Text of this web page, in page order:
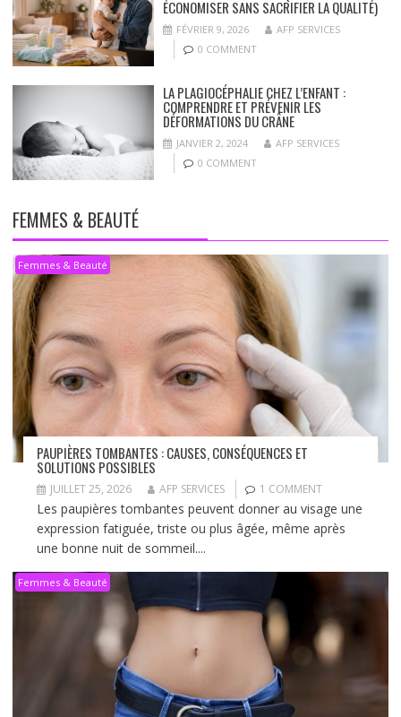
ÉCONOMISER SANS SACRIFIER LA QUALITÉ)
FÉVRIER 9, 2026
AFP SERVICES
0 COMMENT
LA PLAGIOCÉPHALIE CHEZ L’ENFANT :
COMPRENDRE ET PRÉVENIR LES
DÉFORMATIONS DU CRÂNE
JANVIER 2, 2024
AFP SERVICES
0 COMMENT
FEMMES & BEAUTÉ
Femmes & Beauté
PAUPIÈRES TOMBANTES : CAUSES, CONSÉQUENCES ET
SOLUTIONS POSSIBLES
JUILLET 25, 2026 AFP SERVICES 1 COMMENT
Les paupières tombantes peuvent donner au visage une
expression fatiguée, triste ou plus âgée, même après
une bonne nuit de sommeil....
Femmes & Beauté